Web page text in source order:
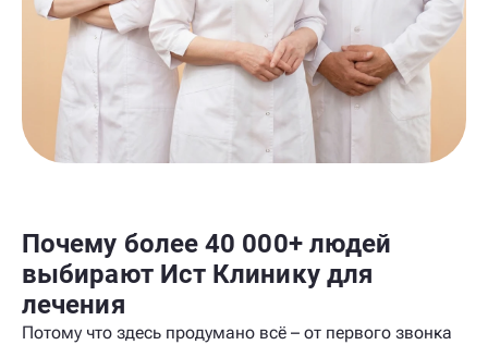
Почему более 40 000+ людей
выбирают Ист Клинику для
лечения
Потому что здесь продумано всё – от первого звонка